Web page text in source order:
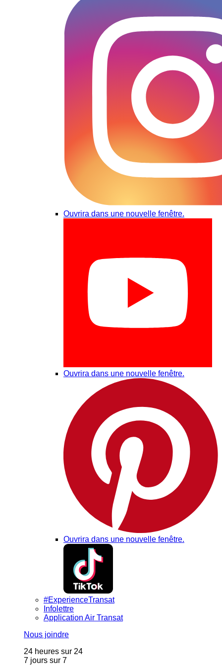
Ouvrira dans une nouvelle fenêtre.
Ouvrira dans une nouvelle fenêtre.
Ouvrira dans une nouvelle fenêtre.
#ExperienceTransat
Infolettre
Application Air Transat
Nous joindre
24 heures sur 24
7 jours sur 7